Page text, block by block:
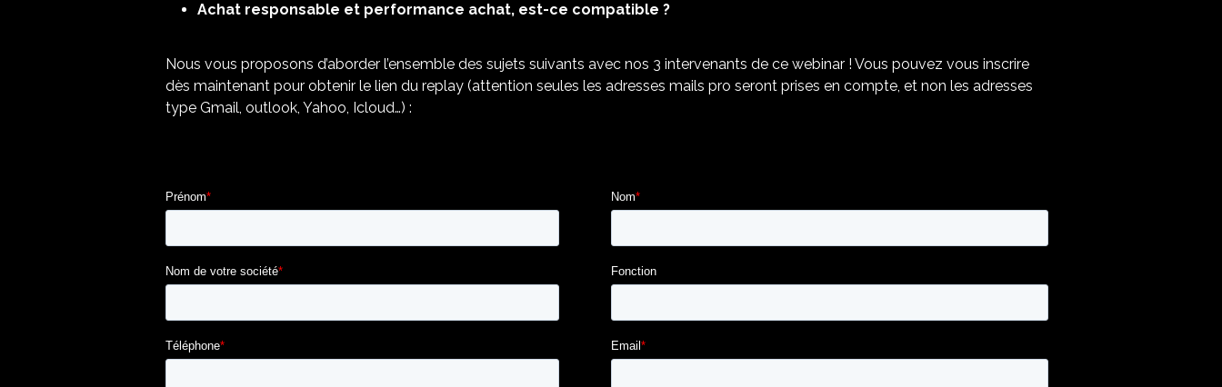
Achat responsable et performance achat, est-ce compatible ?
Nous vous proposons d’aborder l’ensemble des sujets suivants avec nos 3 intervenants de ce webinar ! Vous pouvez vous inscrire
dès maintenant pour obtenir le lien du replay (attention seules les adresses mails pro seront prises en compte, et non les adresses
type Gmail, outlook, Yahoo, Icloud…) :